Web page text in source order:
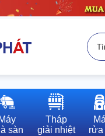
Máy
sàn
Tháp
giải nhiệt
rửa